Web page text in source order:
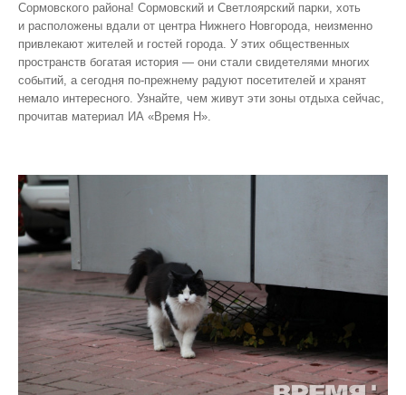
Сормовского района! Сормовский и Светлоярский парки, хоть
и расположены вдали от центра Нижнего Новгорода, неизменно
привлекают жителей и гостей города. У этих общественных
пространств богатая история — они стали свидетелями многих
событий, а сегодня по‑прежнему радуют посетителей и хранят
немало интересного. Узнайте, чем живут эти зоны отдыха сейчас,
прочитав материал ИА «Время Н».